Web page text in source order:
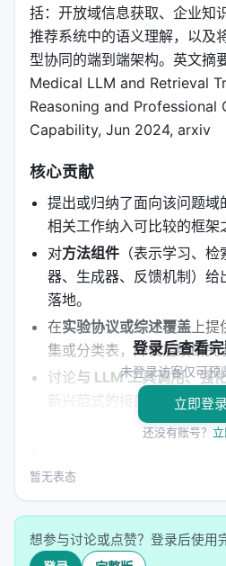
括：开放域信息获取、企业知
推荐系统中的语义理解，以及
型协同的端到端架构。英文摘
Medical LLM and Retrieval
Reasoning and Professional
Capability, Jun 2024, arxiv
核心贡献
提出或归纳了面向该问题域
相关工作纳入可比较的框架
对方法组件 （表示学习、
器、生成器、反馈机制）给
落地。
在实验协议或综述覆盖上提
集或分类表，降低后续研究
讨论与 LLM 工具调用、强
新兴范式的接口，指出从研
觉与安全、跨语言与多模态
方法 / 系统架构
方法上，工作通常遵循「问题
登录后查看
未登录访客仅可预
立即登录
还没有账号？
暂无表态
想参与讨论或点赞？登录后使用